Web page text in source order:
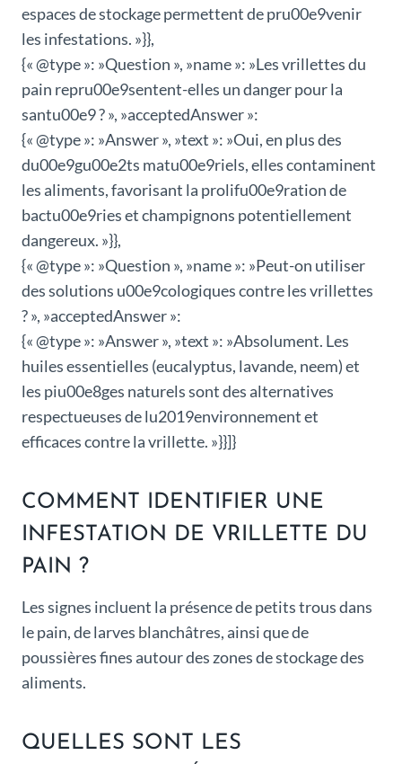
espaces de stockage permettent de pru00e9venir
les infestations. »}},
{« @type »: »Question », »name »: »Les vrillettes du
pain repru00e9sentent-elles un danger pour la
santu00e9 ? », »acceptedAnswer »:
{« @type »: »Answer », »text »: »Oui, en plus des
du00e9gu00e2ts matu00e9riels, elles contaminent
les aliments, favorisant la prolifu00e9ration de
bactu00e9ries et champignons potentiellement
dangereux. »}},
{« @type »: »Question », »name »: »Peut-on utiliser
des solutions u00e9cologiques contre les vrillettes
? », »acceptedAnswer »:
{« @type »: »Answer », »text »: »Absolument. Les
huiles essentielles (eucalyptus, lavande, neem) et
les piu00e8ges naturels sont des alternatives
respectueuses de lu2019environnement et
efficaces contre la vrillette. »}}]}
COMMENT IDENTIFIER UNE
INFESTATION DE VRILLETTE DU
PAIN ?
Les signes incluent la présence de petits trous dans
le pain, de larves blanchâtres, ainsi que de
poussières fines autour des zones de stockage des
aliments.
QUELLES SONT LES